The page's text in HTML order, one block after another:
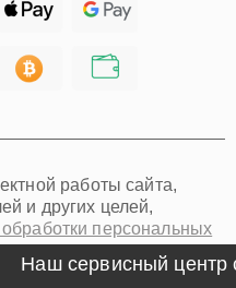
сервисный центр
работы сайта,
и других целей,
персональных